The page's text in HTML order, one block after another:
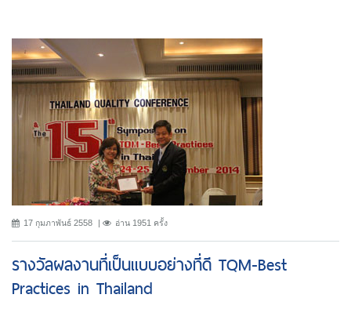
17 กุมภาพันธ์ 2558 อ่าน 1951 ครั้ง
รางวัลผลงานที่เป็นแบบอย่างที่ดี TQM-Best
Practices in Thailand